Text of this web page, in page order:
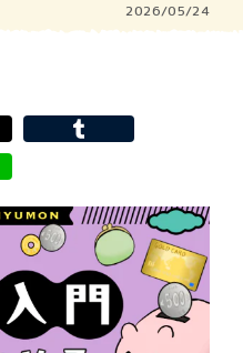
2026/05/24